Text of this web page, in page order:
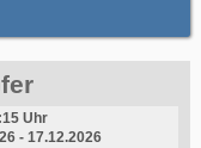
Uhr
- 17.12.2026